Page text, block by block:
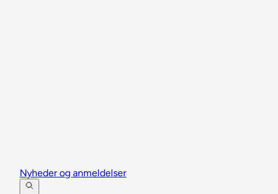
Nyheder og anmeldelser